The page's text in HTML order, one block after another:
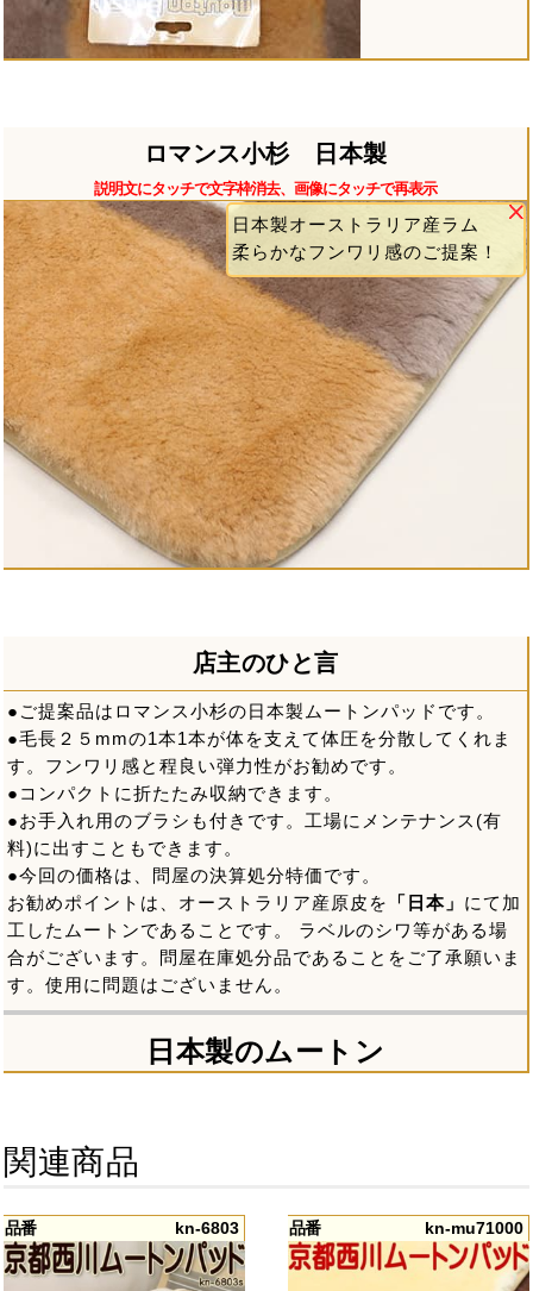
ロマンス小杉 日本製
説明文にタッチで文字枠消去、画像にタッチで再表示
日本製オーストラリア産ラム
柔らかなフンワリ感のご提案！
店主のひと言
●ご提案品はロマンス小杉の日本製ムートンパッドです。
●毛長２５mmの1本1本が体を支えて体圧を分散してくれま
す。フンワリ感と程良い弾力性がお勧めです。
●コンパクトに折たたみ収納できます。
●お手入れ用のブラシも付きです。工場にメンテナンス(有
料)に出すこともできます。
●今回の価格は、問屋の決算処分特価です。
お勧めポイントは、オーストラリア産原皮を
「日本」 にて加
工したムートンであることです。 ラベルのシワ等がある場
合がございます。問屋在庫処分品であることをご了承願いま
す。使用に問題はございません。
日本製のムートン
関連商品
品番 kn-6803 品番 kn-mu71000